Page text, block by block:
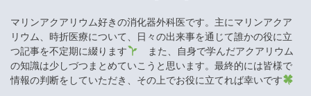
マリンアクアリウム好きの消化器外科医です。主にマリンアクア
リウム、時折医療について、日々の出来事を通じて誰かの役に立
つ記事を不定期に綴ります
また、自身で学んだアクアリウム
の知識は少しづつまとめていこうと思います。最終的には皆様で
情報の判断をしていただき、その上でお役に立てれば幸いです